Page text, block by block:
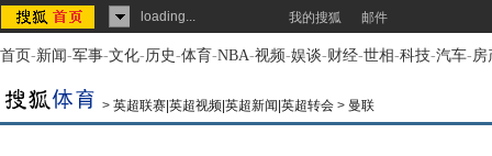
loading... 我的搜狐 邮件
首页-新闻-军事-文化-历史-体育-NBA-视频-娱谈-财经-世相-科技-汽车-房
> 英超联赛|英超视频|英超新闻|英超转会 > 曼联